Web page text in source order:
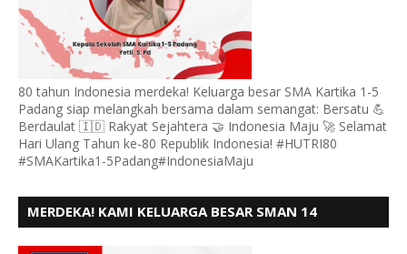
80 tahun Indonesia merdeka! Keluarga besar SMA Kartika 1-5
Padang siap melangkah bersama dalam semangat: Bersatu 💪
Berdaulat 🇮🇩 Rakyat Sejahtera 🤝 Indonesia Maju 🚀 Selamat
Hari Ulang Tahun ke-80 Republik Indonesia! #HUTRI80
#SMAKartika1-5Padang#IndonesiaMaju
MERDEKA! KAMI KELUARGA BESAR SMAN 14